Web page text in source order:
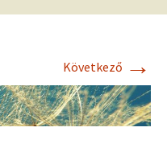
Következő →